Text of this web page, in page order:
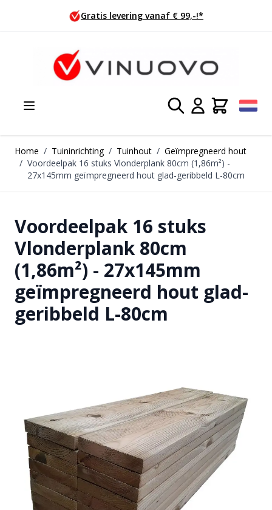
Ga naar de inhoud
Vandaag besteld, morgen verzonden!
Home / Tuininrichting / Tuinhout / Geïmpregneerd hout
/ Voordeelpak 16 stuks Vlonderplank 80cm (1,86m²) -
27x145mm geïmpregneerd hout glad-geribbeld L-80cm
Voordeelpak 16 stuks
Vlonderplank 80cm
(1,86m²) - 27x145mm
geïmpregneerd hout glad-
geribbeld L-80cm